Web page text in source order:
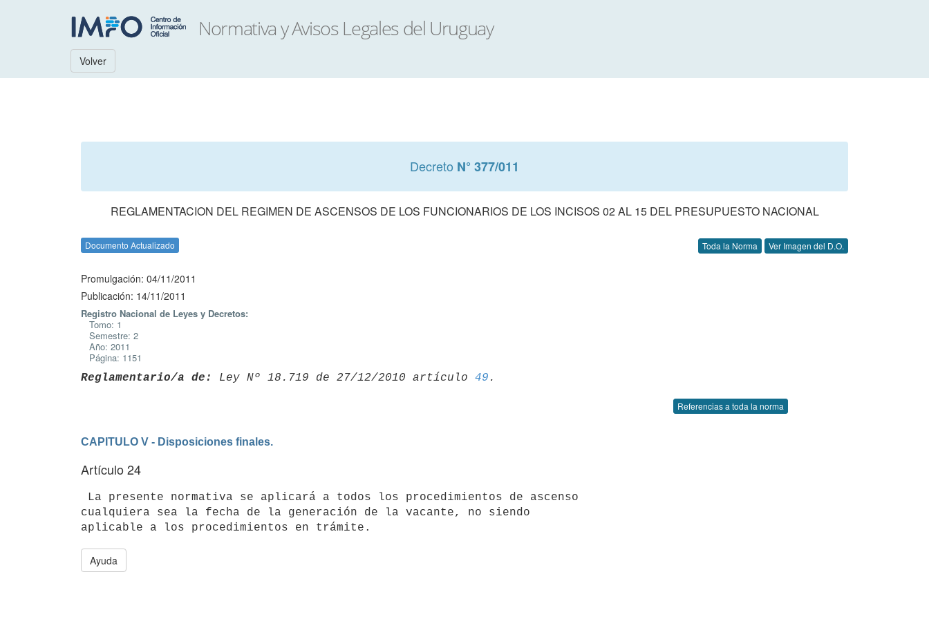
Volver
Decreto N° 377/011
REGLAMENTACION DEL REGIMEN DE ASCENSOS DE LOS FUNCIONARIOS DE LOS INCISOS 02 AL 15 DEL PRESUPUESTO NACIONAL
Documento Actualizado Toda la Norma Ver Imagen del D.O.
Promulgación: 04/11/2011
Publicación: 14/11/2011
Registro Nacional de Leyes y Decretos:
Tomo: 1
Semestre: 2
Año: 2011
Página: 1151
Reglamentario/a de: Ley Nº 18.719 de 27/12/2010 artículo 49
Referencias a toda la norma
CAPITULO V - Disposiciones finales.
Artículo 24
cualquiera sea la fecha de la generación de la vacante, no siendo
Ayuda